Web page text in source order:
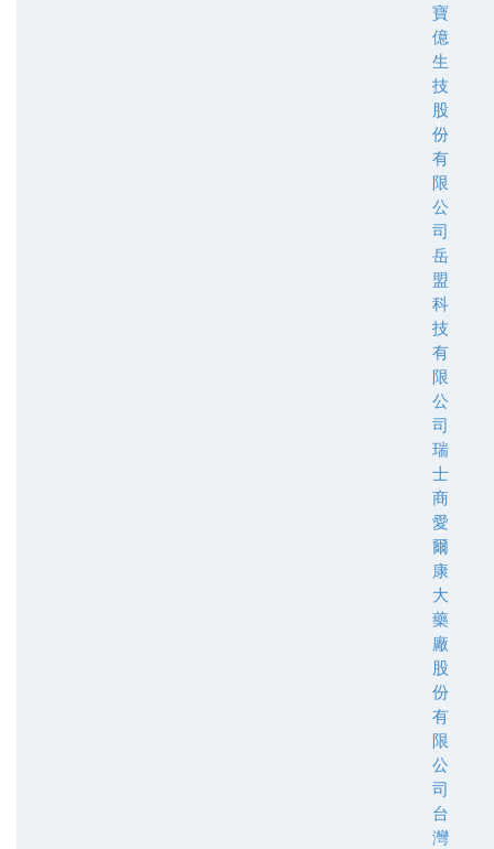
寶
億
生
技
股
份
有
限
公
司
岳
盟
科
技
有
限
公
司
瑞
士
商
愛
爾
康
大
藥
廠
股
份
有
限
公
司
台
灣